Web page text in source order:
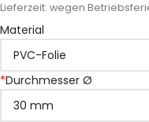
Lieferzeit: wegen
Material
*Durchmesser Ø